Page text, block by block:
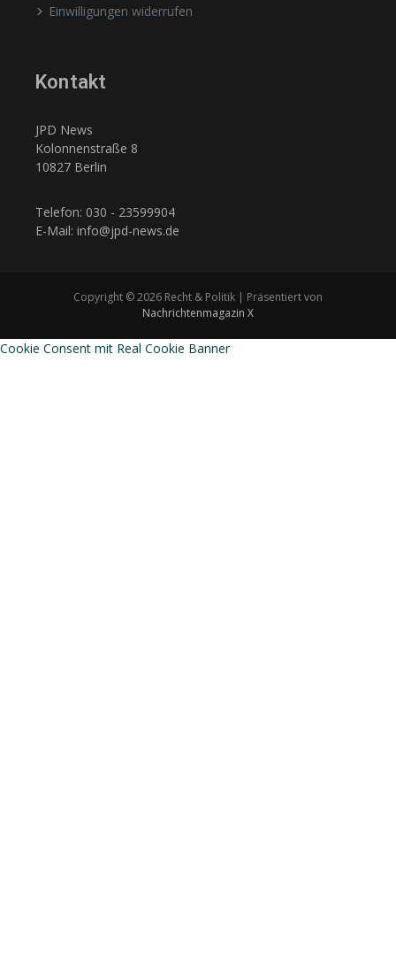
Einwilligungen widerrufen
Kontakt
JPD News
Kolonnenstraße 8
10827 Berlin
Telefon: 030 - 23599904
E-Mail: info@jpd-news.de
Copyright © 2026 Recht & Politik | Präsentiert von
Nachrichtenmagazin X
Cookie Consent mit Real Cookie Banner